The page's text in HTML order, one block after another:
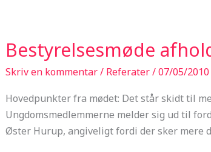
Bestyrelsesmøde
Skriv en kommentar/ Referater/07/05/2010
Hovedpunkter fra mødet: Det står skidt til
Ungdomsmedlemmerne melder sig ud til
Øster Hurup, angiveligt fordi der sker mere
Bestyrelsesmøde
03/05-
2010